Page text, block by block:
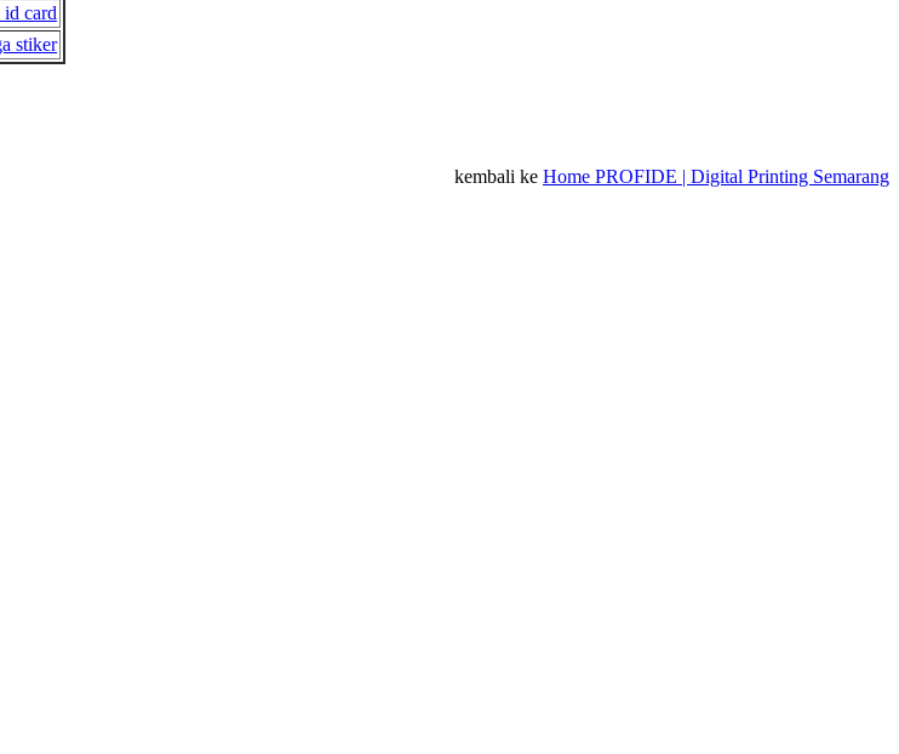
id card
stiker
kembali ke Home PROFIDE | Digital Printing Semarang